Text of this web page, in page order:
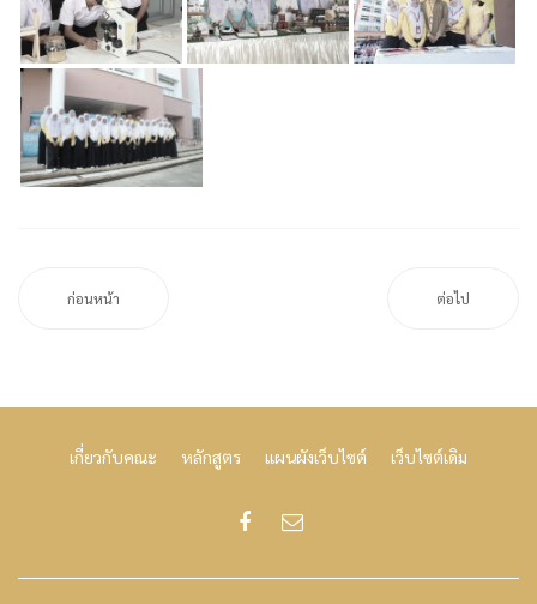
ก่อนหน้า ต่อไป
เกี่ยวกับคณะ หลักสูตร แผนผังเว็บไซต์ เว็บไซต์เดิม